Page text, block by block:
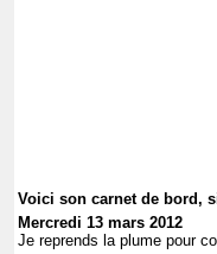
Voici son carnet de bord,
Mercredi 13 mars 2012
Je reprends la plume pour